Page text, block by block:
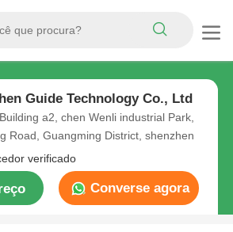
Guide Technology Co., Ltd
a2, chen Wenli industrial Park,
Road, Guangming District, shenzhen
verificado
Converse agora